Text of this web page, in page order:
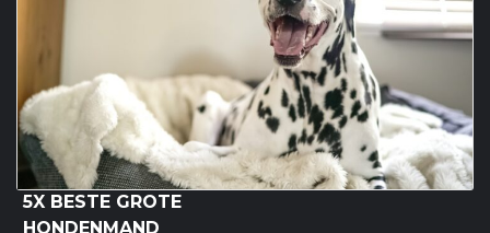
5X BESTE GROTE
HONDENMAND